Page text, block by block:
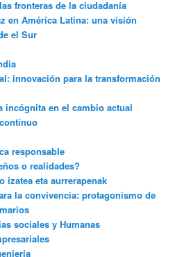
fronteras de la ciudadanía
en América Latina: una visión
el Sur
innovación para la transformación
incógnita en el cambio actual
responsable
o realidades?
izatea eta aurrerapenak
la convivencia: protagonismo de
sociales y Humanas